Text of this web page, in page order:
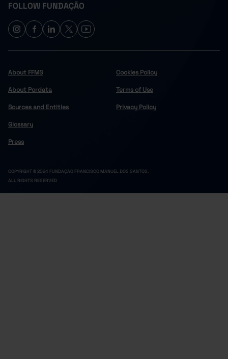
FOLLOW FUNDAÇÃO
About FFMS
About Pordata
Sources and Entities
Glossary
Press
Cookies Policy
Terms of Use
Privacy Policy
COPYRIGHT © 2024 FUNDAÇÃO FRANCISCO MANUEL DOS SANTOS.
ALL RIGHTS RESERVED